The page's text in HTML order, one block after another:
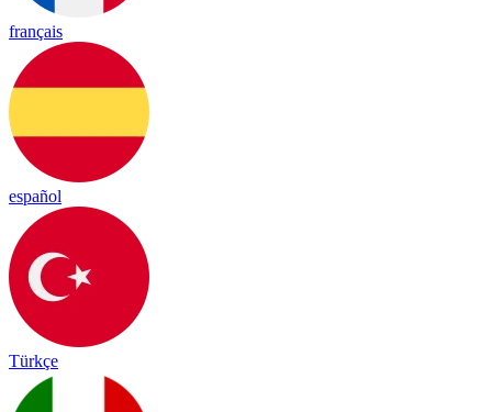
français
español
Türkçe